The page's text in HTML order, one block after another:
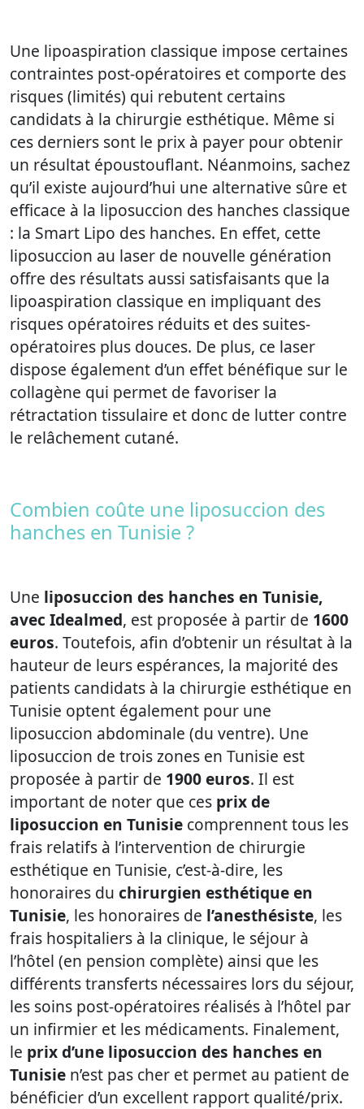
Une lipoaspiration classique impose certaines
contraintes post-opératoires et comporte des
risques (limités) qui rebutent certains
candidats à la chirurgie esthétique. Même si
ces derniers sont le prix à payer pour obtenir
un résultat époustouflant. Néanmoins, sachez
qu’il existe aujourd’hui une alternative sûre et
efficace à la liposuccion des hanches classique
: la Smart Lipo des hanches. En effet, cette
liposuccion au laser de nouvelle génération
offre des résultats aussi satisfaisants que la
lipoaspiration classique en impliquant des
risques opératoires réduits et des suites-
opératoires plus douces. De plus, ce laser
dispose également d’un effet bénéfique sur le
collagène qui permet de favoriser la
rétractation tissulaire et donc de lutter contre
le relâchement cutané.
Combien coûte une liposuccion des
hanches en Tunisie ?
Une liposuccion des hanches en Tunisie,
avec Idealmed, est proposée à partir de 1600
euros. Toutefois, afin d’obtenir un résultat à la
hauteur de leurs espérances, la majorité des
patients candidats à la chirurgie esthétique en
Tunisie optent également pour une
liposuccion abdominale (du ventre). Une
liposuccion de trois zones en Tunisie est
proposée à partir de 1900 euros. Il est
important de noter que ces prix de
liposuccion en Tunisie comprennent tous les
frais relatifs à l’intervention de chirurgie
esthétique en Tunisie, c’est-à-dire, les
honoraires du chirurgien esthétique en
Tunisie, les honoraires de l’anesthésiste, les
frais hospitaliers à la clinique, le séjour à
l’hôtel (en pension complète) ainsi que les
différents transferts nécessaires lors du séjour,
les soins post-opératoires réalisés à l’hôtel par
un infirmier et les médicaments. Finalement,
le prix d’une liposuccion des hanches en
Tunisie n’est pas cher et permet au patient de
bénéficier d’un excellent rapport qualité/prix.